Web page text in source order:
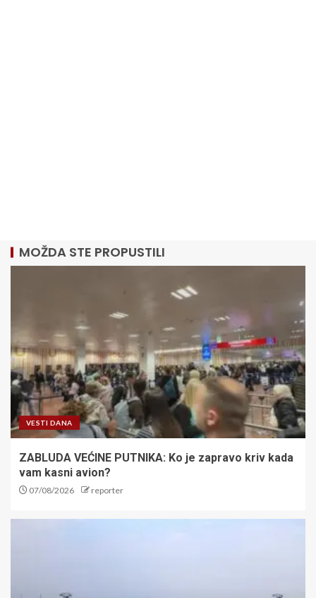
MOŽDA STE PROPUSTILI
VESTI DANA
ZABLUDA VEĆINE PUTNIKA: Ko je zapravo kriv kada
vam kasni avion?
07/08/2026 reporter